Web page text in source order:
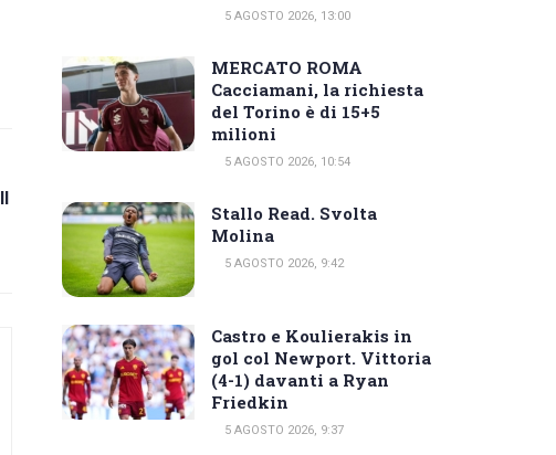
5 AGOSTO 2026, 13:00
MERCATO ROMA
Cacciamani, la richiesta
del Torino è di 15+5
milioni
5 AGOSTO 2026, 10:54
Stallo Read. Svolta
Molina
5 AGOSTO 2026, 9:42
Castro e Koulierakis in
gol col Newport. Vittoria
(4-1) davanti a Ryan
Friedkin
5 AGOSTO 2026, 9:37